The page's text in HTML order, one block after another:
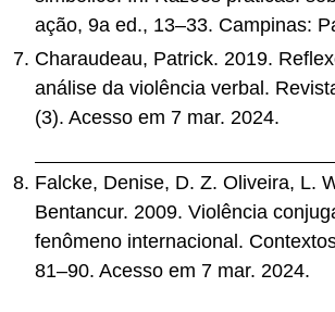
ação, 9a ed., 13–33. Campinas:
Charaudeau, Patrick. 2019.
análise da violência verbal.
(3). Acesso em 7 mar. 2024.
Falcke, Denise, D. Z. Oliveira, L.
Bentancur. 2009. Violência
fenômeno internacional.
81–90. Acesso em 7 mar. 2024.